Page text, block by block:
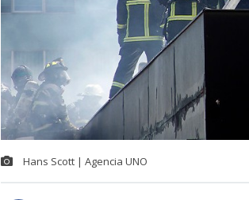
Hans Scott | Agencia UNO